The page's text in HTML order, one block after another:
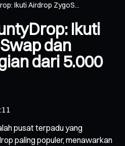
Ikuti Airdrop ZygoS...
Ikuti
dan
dari 5.000
pusat terpadu yang
paling populer, menawarkan